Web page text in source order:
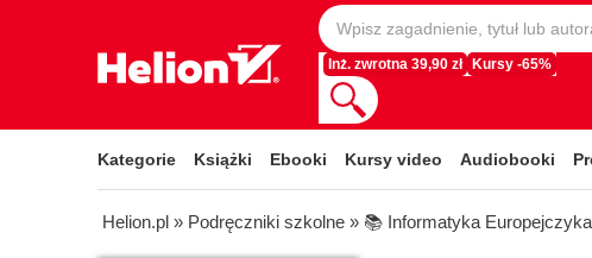
Inż. zwrotna 39,90 zł Kursy -65%
Kategorie Książki Ebooki Kursy video Audiobooki
Helion.pl » Podręczniki szkolne » 📚 Informatyka Europejczyka